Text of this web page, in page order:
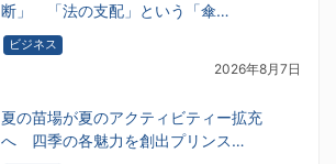
断」 「法の支配」という「傘…
ビジネス
2026年8月7日
夏の苗場が夏のアクティビティー拡充
へ 四季の各魅力を創出プリンス…